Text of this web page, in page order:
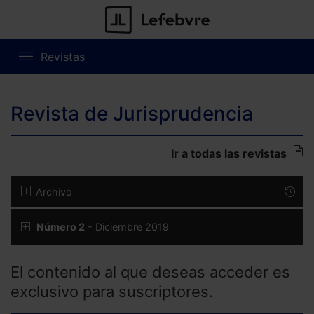
Revistas
Revista de Jurisprudencia
Ir a todas las revistas
Archivo
Número 2 - Diciembre 2019
El contenido al que deseas acceder es
exclusivo para suscriptores.